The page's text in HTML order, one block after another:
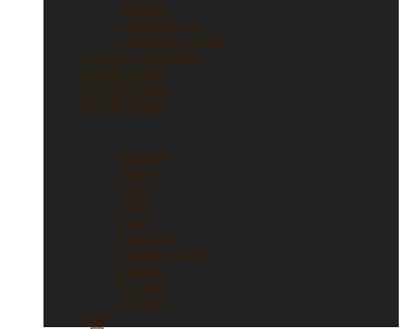
Vedi tutti
Ciondoli in oro
Ciondoli in argento
Gioielli con Diamanti
Gioielli vintage
Gioielli d’artista
Gioielli firmati
Vedi tutti
Bulgari
Cartier
Tiffany
Gucci
Pomellato
Pasquale Bruni
Damiani
Re Carlo
Vedi tutti
Sold